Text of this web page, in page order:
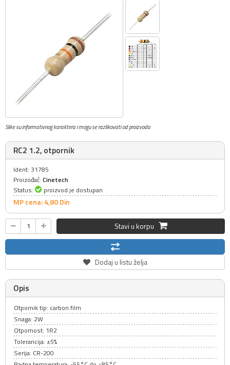
Slike su informativnog karaktera i mogu se razlikovati od proizvoda
RC2 1.2, otpornik
Ident: 31785
Proizođač: Cinetech
Status:
proizvod je dostupan
MP cena: 4,80Din
Stavi u korpu
Dodaj u listu želja
Opis
Otpornik tip: carbon film
Snaga: 2W
Otpornost: 1R2
Tolerancija: ±5%
Serija: CR-200